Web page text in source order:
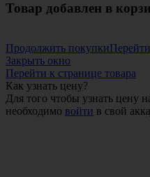
Товар добавлен в
Продолжить покупки
Закрыть окно
Перейти к странице товара
Как узнать цену?
Для того чтобы узнать
необходимо войти в свой